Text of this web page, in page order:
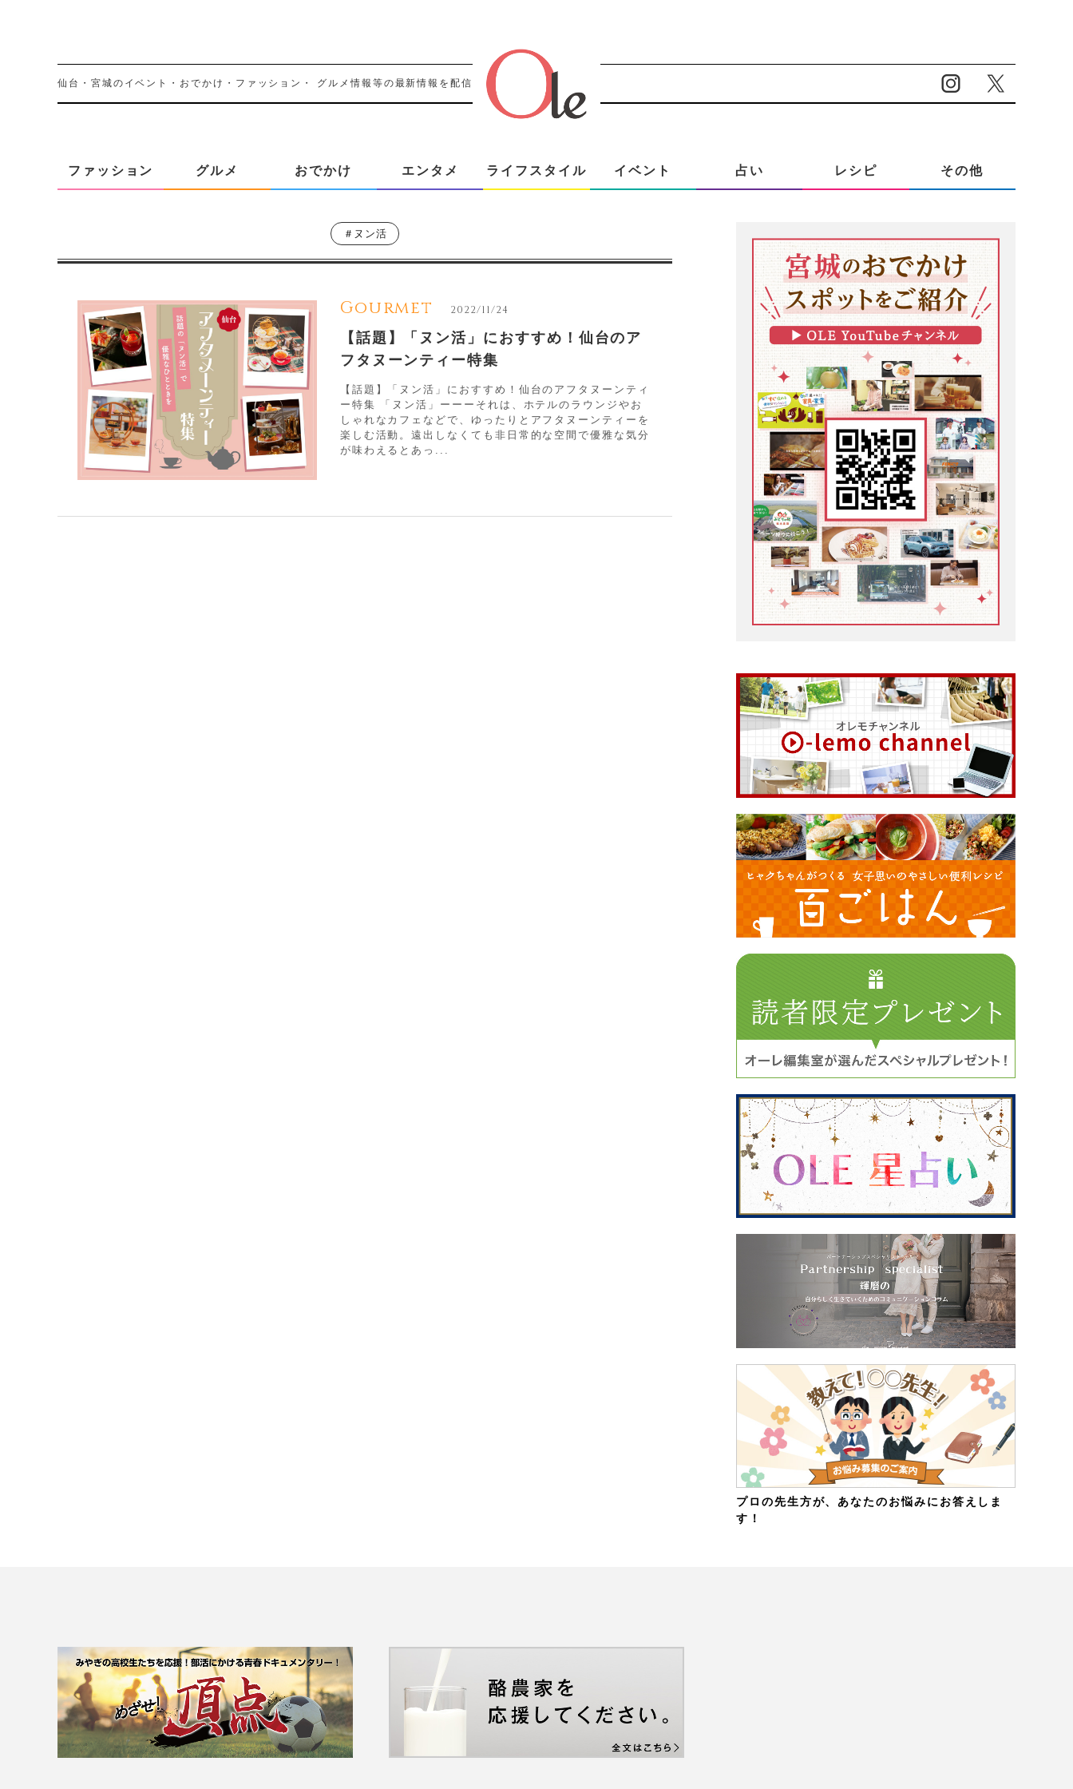
仙台・宮城のイベント・おでかけ・ファッション・ グルメ情報等の最新情報を配信！！
ファッション グルメ おでかけ エンタメ ライフスタイル イベント 占い レシピ その他
＃ヌン活
Gourmet 2022/11/24
【話題】「ヌン活」におすすめ！仙台のア
フタヌーンティー特集
【話題】「ヌン活」におすすめ！仙台のアフタヌーンティ
ー特集 「ヌン活」ーーーそれは、ホテルのラウンジやお
しゃれなカフェなどで、ゆったりとアフタヌーンティーを
楽しむ活動。遠出しなくても非日常的な空間で優雅な気分
が味わえるとあっ...
プロの先生方が、あなたのお悩みにお答えしま
す！